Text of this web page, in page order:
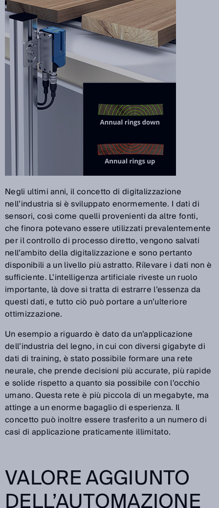
Negli ultimi anni, il concetto di digitalizzazione
nell’industria si è sviluppato enormemente. I dati di
sensori, così come quelli provenienti da altre fonti,
che finora potevano essere utilizzati prevalentemente
per il controllo di processo diretto, vengono salvati
nell’ambito della digitalizzazione e sono pertanto
disponibili a un livello più astratto. Rilevare i dati non è
sufficiente. L’intelligenza artificiale riveste un ruolo
importante, là dove si tratta di estrarre l’essenza da
questi dati, e tutto ciò può portare a un’ulteriore
ottimizzazione.
Un esempio a riguardo è dato da un’applicazione
dell’industria del legno, in cui con diversi gigabyte di
dati di training, è stato possibile formare una rete
neurale, che prende decisioni più accurate, più rapide
e solide rispetto a quanto sia possibile con l’occhio
umano. Questa rete è più piccola di un megabyte, ma
attinge a un enorme bagaglio di esperienza. Il
concetto può inoltre essere trasferito a un numero di
casi di applicazione praticamente illimitato.
VALORE AGGIUNTO